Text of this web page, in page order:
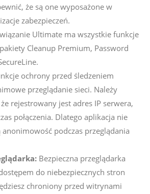
że są one wyposażone w
zabezpieczeń.
Ultimate ma wszystkie funkcje
Cleanup Premium, Password
ochrony przed śledzeniem
przeglądanie sieci. Należy
rejestrowany jest adres IP serwera,
połączenia. Dlatego aplikacja nie
anonimowość podczas przeglądania
Bezpieczna przeglądarka
do niebezpiecznych stron
chroniony przed witrynami